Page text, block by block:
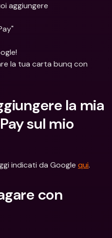
aggiungere
la tua carta bunq con
la mia
sul mio
indicati da Google qui.
con